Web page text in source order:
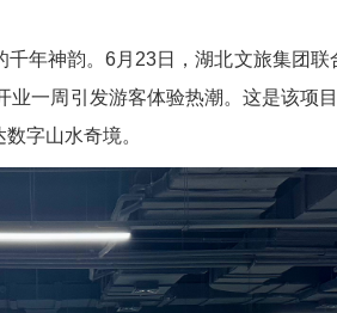
年神韵。6月23日，湖北文旅集团
一周引发游客体验热潮。这是该项
字山水奇境。